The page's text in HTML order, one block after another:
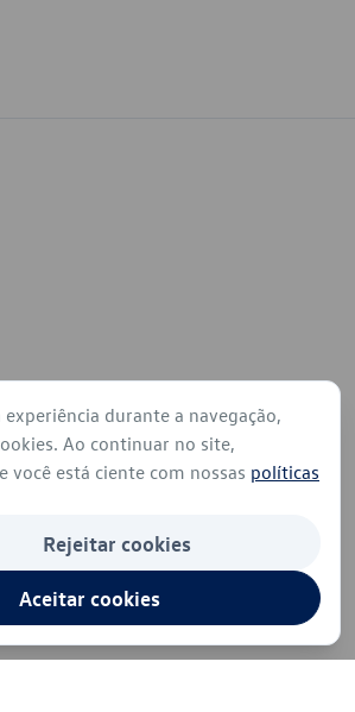
durante a navegação,
Ao continuar no site,
você está ciente com nossas políticas
Rejeitar cookies
Aceitar cookies